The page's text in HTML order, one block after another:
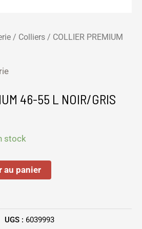
/ Colliers / COLLIER PREMIUM
46-55 L NOIR/GRIS
stock
au panier
UGS : 6039993